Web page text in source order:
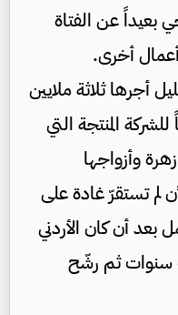
بعيداً عن الفتاة
أخرى.
أجرها ثلاثة ملايين
إكراماً للشركة المنتجة التي
وأزواجها
لم تستقرّ غادة على
بعد أن كان الأردني
سنوات ثم رشّح